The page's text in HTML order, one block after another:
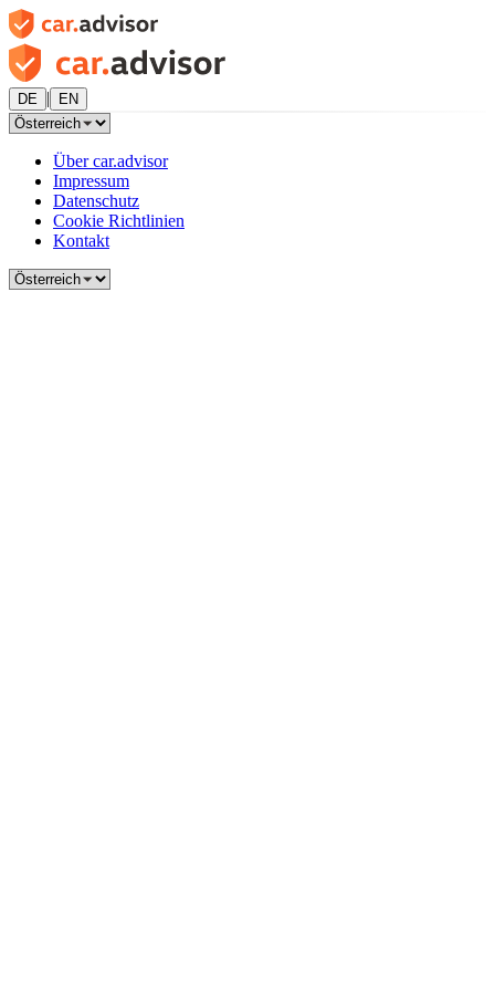
DE | EN
Über car.advisor
Impressum
Datenschutz
Cookie Richtlinien
Kontakt